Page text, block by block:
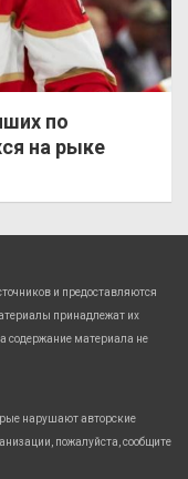
по
на рыке
и предоставляются
принадлежат их
содержание материала не
нарушают авторские
пожалуйста, сообщите